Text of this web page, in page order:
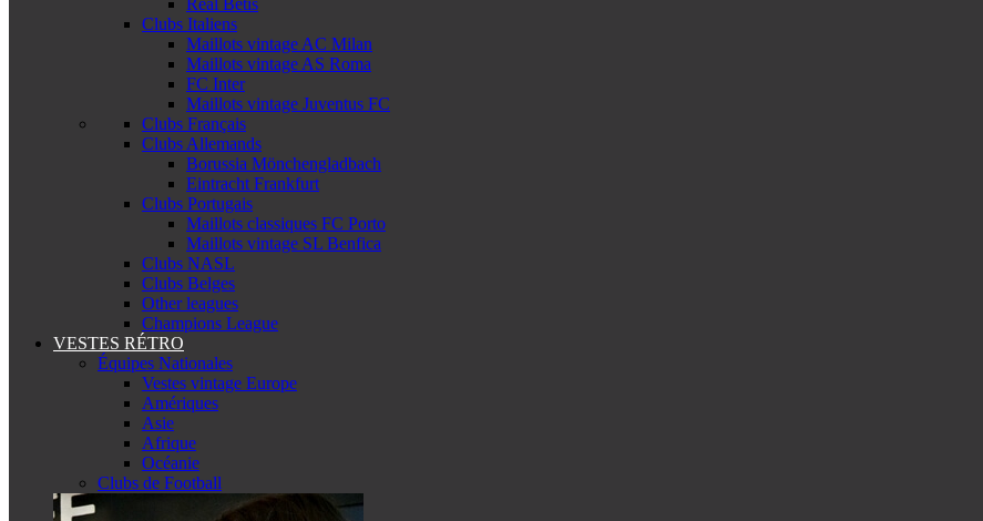
Real Betis
Clubs Italiens
Maillots vintage AC Milan
Maillots vintage AS Roma
FC Inter
Maillots vintage Juventus FC
Clubs Français
Clubs Allemands
Borussia Mönchengladbach
Eintracht Frankfurt
Clubs Portugais
Maillots classiques FC Porto
Maillots vintage SL Benfica
Clubs NASL
Clubs Belges
Other leagues
Champions League
VESTES RÉTRO
Équipes Nationales
Vestes vintage Europe
Amériques
Asie
Afrique
Océanie
Clubs de Football